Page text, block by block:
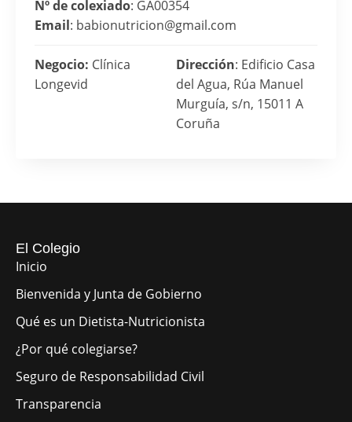
Nº de colexiado: GA00354
Email: babionutricion@gmail.com
Negocio: Clínica
Longevid
Dirección: Edificio Casa
del Agua, Rúa Manuel
Murguía, s/n, 15011 A
Coruña
El Colegio
Inicio
Bienvenida y Junta de Gobierno
Qué es un Dietista-Nutricionista
¿Por qué colegiarse?
Seguro de Responsabilidad Civil
Transparencia